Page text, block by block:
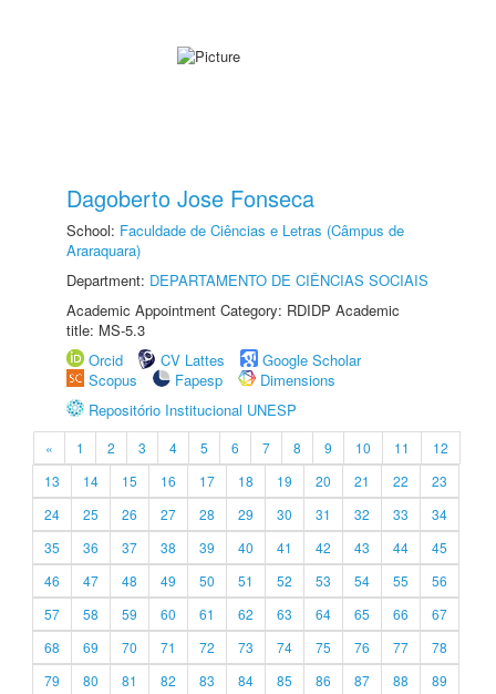
Dagoberto Jose Fonseca
School: Faculdade de Ciências e Letras (Câmpus de
Araraquara)
Department: DEPARTAMENTO DE CIÊNCIAS SOCIAIS
Academic Appointment Category: RDIDP Academic
title: MS-5.3
Orcid
CV Lattes
Google Scholar
Scopus
Fapesp
Dimensions
Repositório Institucional UNESP
« 1 2 3 4 5 6 7 8 9 10 11
12
13
14 15 16 17 18 19 20 21 22
23
24
25 26 27 28 29 30 31 32 33
34
35
36 37 38 39 40 41 42 43 44
45
46
47 48 49 50 51 52 53 54 55
56
57
58 59 60 61 62 63 64 65 66
67
68
69 70 71 72 73 74 75 76 77
78
79
80 81 82 83 84 85 86 87 88
89